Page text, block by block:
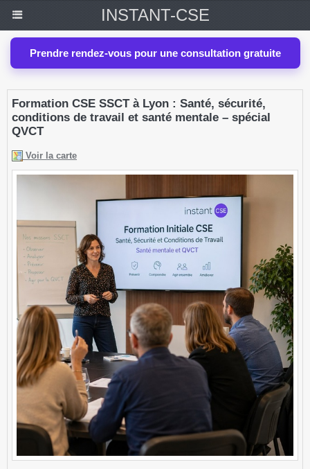
INSTANT-CSE
Prendre rendez-vous pour une consultation gratuite
Formation CSE SSCT à Lyon : Santé, sécurité,
conditions de travail et santé mentale – spécial
QVCT
Voir la carte